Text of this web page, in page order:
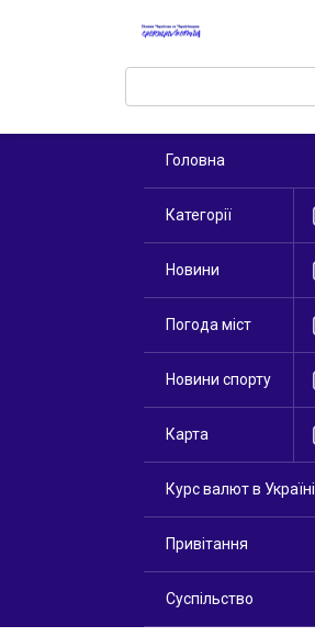
Поиск:
Головна
Категорії
Новини
Погода міст
Новини спорту
Карта
Курс валют в Україні
Привітання
Суспільство